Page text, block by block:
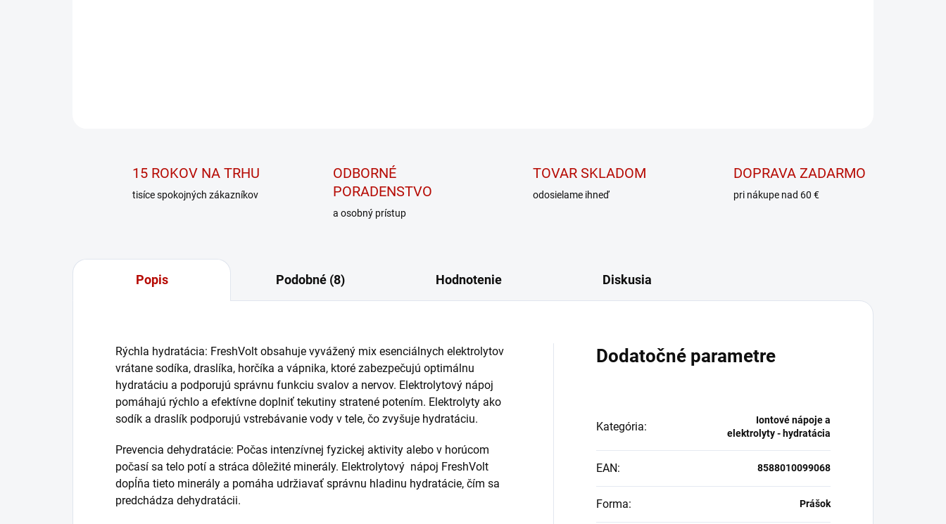
15 ROKOV NA TRHU
tisíce spokojných zákazníkov
ODBORNÉ
PORADENSTVO
a osobný prístup
TOVAR SKLADOM
odosielame ihneď
DOPRAVA ZADARMO
pri nákupe nad 60 €
Popis Podobné (8) Hodnotenie Diskusia
Rýchla hydratácia: FreshVolt obsahuje vyvážený mix esenciálnych elektrolytov
vrátane sodíka, draslíka, horčíka a vápnika, ktoré zabezpečujú optimálnu
hydratáciu a podporujú správnu funkciu svalov a nervov. Elektrolytový nápoj
pomáhajú rýchlo a efektívne doplniť tekutiny stratené potením. Elektrolyty ako
sodík a draslík podporujú vstrebávanie vody v tele, čo zvyšuje hydratáciu.
Prevencia dehydratácie: Počas intenzívnej fyzickej aktivity alebo v horúcom
počasí sa telo potí a stráca dôležité minerály. Elektrolytový nápoj FreshVolt
dopĺňa tieto minerály a pomáha udržiavať správnu hladinu hydratácie, čím sa
predchádza dehydratácii.
Dodatočné parametre
Kategória:
Iontové nápoje a
elektrolyty - hydratácia
EAN: 8588010099068
Forma: Prášok